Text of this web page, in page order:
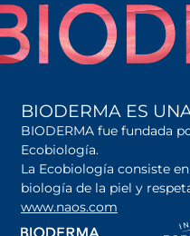
BIODERMA ES
BIODERMA fue fundada
Ecobiología.
La Ecobiología consiste
biología de la piel y
www.naos.com
se abre en